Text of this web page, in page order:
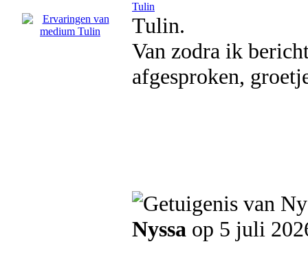
Tulin
Tulin.
Van zodra ik
afgesproken,
Nyssa op 5 juli